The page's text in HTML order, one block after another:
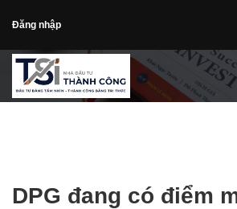
Đăng nhập
DPG đang có điểm